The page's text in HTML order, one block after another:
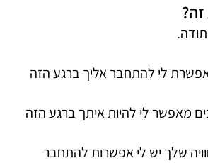
לי להתחבר אליך ברגע הזה
מאפשר לי להיות איתך ברגע הזה
שלך יש לי אפשרות להתחבר